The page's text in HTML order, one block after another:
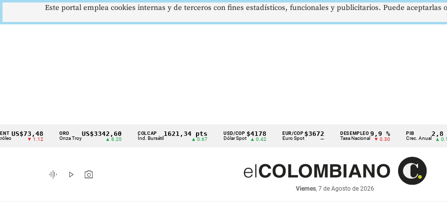
Cintillo
indicadores
económicos
▼ 1.12
ORO
Onza Troy
US$3342,60 COLCAP
Índ. Bursátil
1621,34 pts USD/COP
Dólar Spot
$4178
▲ 0.42
EUR/COP
Euro Spot
$3672
—
DESEMPLEO
Tasa Nacional
9,9 %
▼ 0.30
PIB
Crec. Anual
2,8 %
▲ 0.10
graphic_eq play_arrow photo_camera
Viernes, 7 de Agosto de 2026
Este portal emplea cookies internas y de terceros con fines estadísticos, funcionales y publicitarios. Puede aceptarlas